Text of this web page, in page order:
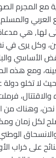
مع المجرم
والمسلم
لها, هي
وكل يرى
الأساسي
ومع هذه
لا تخلو دولة
نحن، وهناك
لكل زمان
على خراب